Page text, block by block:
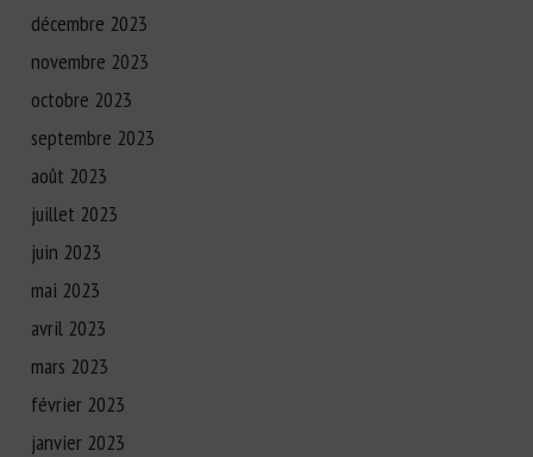
décembre 2023
novembre 2023
octobre 2023
septembre 2023
août 2023
juillet 2023
juin 2023
mai 2023
avril 2023
mars 2023
février 2023
janvier 2023